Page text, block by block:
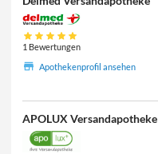
1 Bewertungen
Apothekenprofil ansehen
APOLUX Versandapotheke